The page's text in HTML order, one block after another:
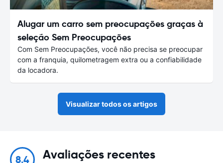
Alugar um carro sem preocupações graças à
seleção Sem Preocupações
Com Sem Preocupações, você não precisa se preocupar
com a franquia, quilometragem extra ou a confiabilidade
da locadora.
Visualizar todos os artigos
8.4 Avaliações recentes